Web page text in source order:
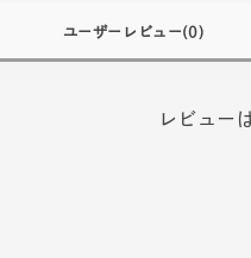
ユーザーレビュー(0)
レビュー